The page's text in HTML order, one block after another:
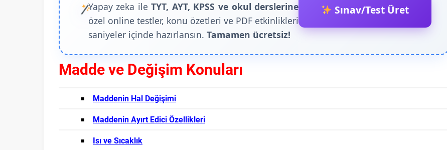
Yapay zeka ileTYT, AYT, KPSS ve okul derslerine
özel online testler, konu özetleri ve PDF etkinlikleri
saniyeler içinde hazırlansın. Tamamen ücretsiz!
Sınav/Test Üret
Madde ve Değişim Konuları
Maddenin Hal Değişimi
Maddenin Ayırt Edici Özellikleri
Isı ve Sıcaklık